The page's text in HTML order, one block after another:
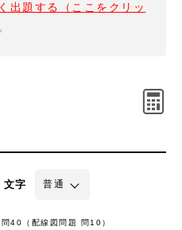
出題する（ここをクリッ
文字
40（配線図問題 問10）